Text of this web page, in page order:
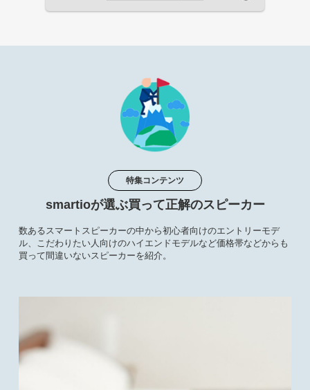
特集コンテンツ
smartioが選ぶ買って正解のスピーカー
数あるスマートスピーカーの中から初心者向けのエントリーモデ
ル、こだわりたい人向けのハイエンドモデルなど価格帯などからも
買って間違いないスピーカーを紹介。